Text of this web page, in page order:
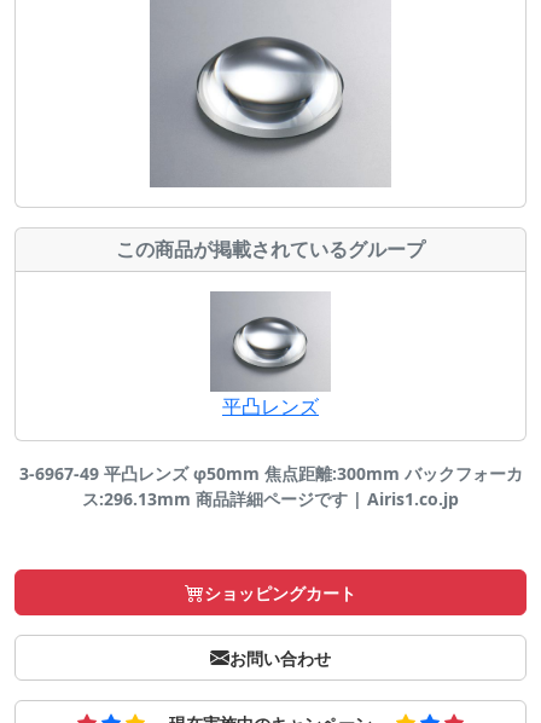
この商品が掲載されているグループ
平凸レンズ
3-6967-49 平凸レンズ φ50mm 焦点距離:300mm バックフォーカ
ス:296.13mm 商品詳細ページです | Airis1.co.jp
ショッピングカート
お問い合わせ